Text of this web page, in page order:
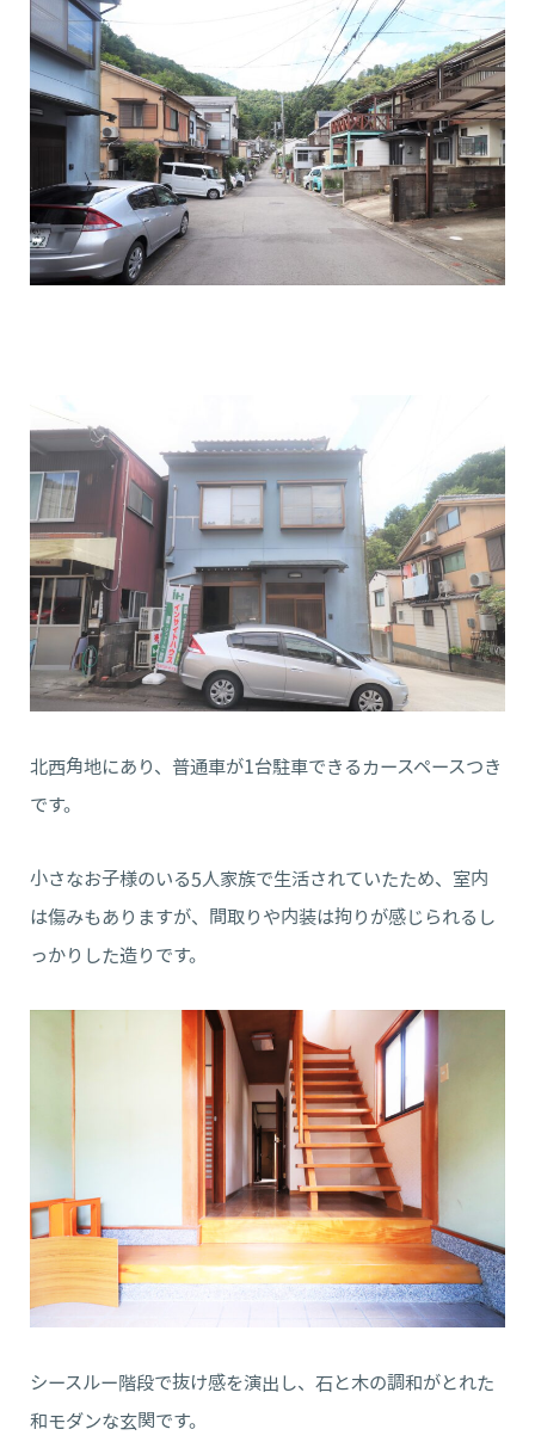
北西角地にあり、普通車が1台駐車できるカースペースつき
です。
小さなお子様のいる5人家族で生活されていたため、室内
は傷みもありますが、間取りや内装は拘りが感じられるし
っかりした造りです。
シースルー階段で抜け感を演出し、石と木の調和がとれた
和モダンな玄関です。